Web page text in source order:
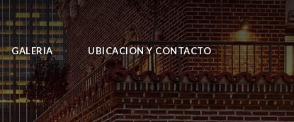
GALERIA UBICACION Y CONTACTO